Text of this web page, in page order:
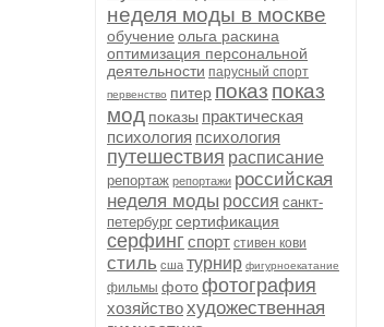
неделя моды в москве
обучение ольга раскина
оптимизация персональной
деятельности парусный спорт
первенство питер показ показ
мод показы практическая
психология психология
путешествия расписание
репортаж репортажи российская
неделя моды россия санкт-
петербург сертификация
серфинг спорт стивен кови
стиль сша турнир фигурноекатание
фильмы фотофотография
хозяйствохудожественная